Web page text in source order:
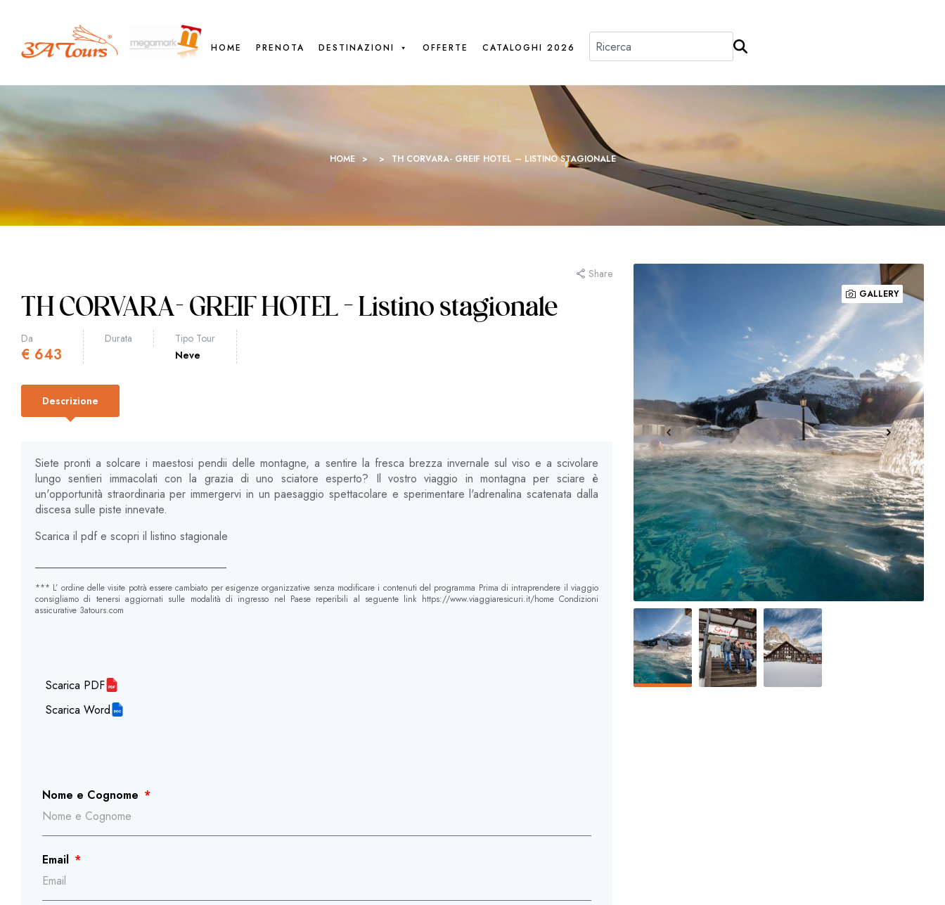
HOME PRENOTA DESTINAZIONI OFFERTE CATALOGHI 2026
HOME > > TH CORVARA- GREIF HOTEL – LISTINO STAGIONALE
Share
TH CORVARA- GREIF HOTEL – Listino stagionale
Da
€ 643
Durata
Tipo Tour
Neve
Descrizione
Siete pronti a solcare i maestosi pendii delle montagne, a sentire la fresca brezza invernale sul viso e a scivolare
lungo sentieri immacolati con la grazia di uno sciatore esperto? Il vostro viaggio in montagna per sciare è
un'opportunità straordinaria per immergervi in ​​un paesaggio spettacolare e sperimentare l'adrenalina scatenata dalla
discesa sulle piste innevate.
Scarica il pdf e scopri il listino stagionale
*** L’ ordine delle visite potrà essere cambiato per esigenze organizzative senza modificare i contenuti del programma Prima di intraprendere il viaggio
consigliamo di tenersi aggiornati sulle modalità di ingresso nel Paese reperibili al seguente link https://www.viaggiaresicuri.it/home Condizioni
assicurative 3atours.com
Scarica PDF
Scarica Word
Nome e Cognome
Email
GALLERY